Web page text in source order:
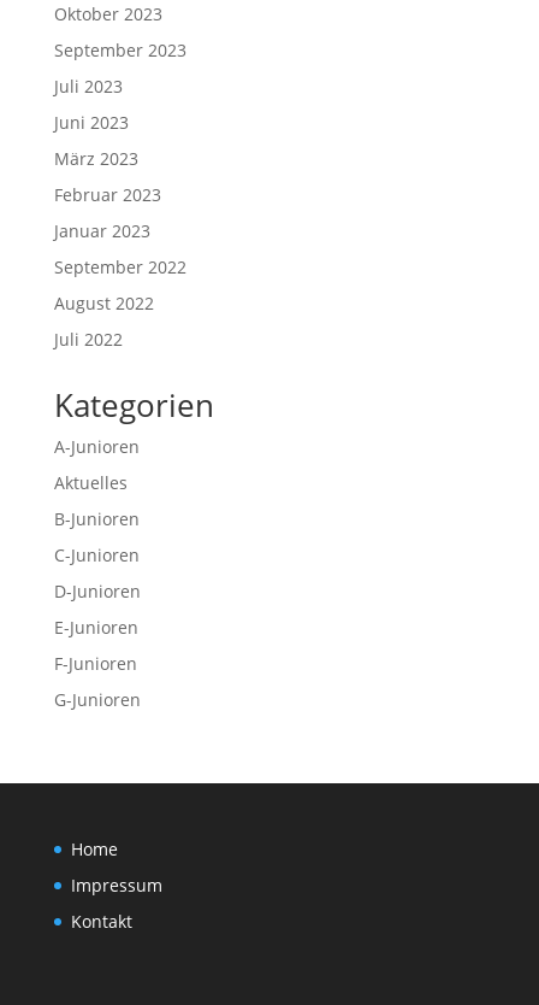
Oktober 2023
September 2023
Juli 2023
Juni 2023
März 2023
Februar 2023
Januar 2023
September 2022
August 2022
Juli 2022
Kategorien
A-Junioren
Aktuelles
B-Junioren
C-Junioren
D-Junioren
E-Junioren
F-Junioren
G-Junioren
Home
Impressum
Kontakt